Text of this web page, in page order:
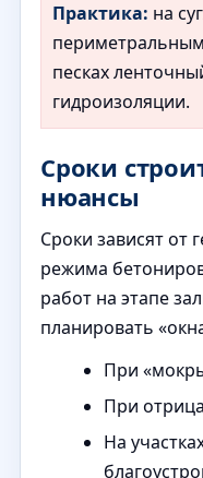
Практика: на
песках
гидроизоляции.
Сроки
нюансы
Сроки зависят от
режима
работ на этапе
планировать
При
При
На